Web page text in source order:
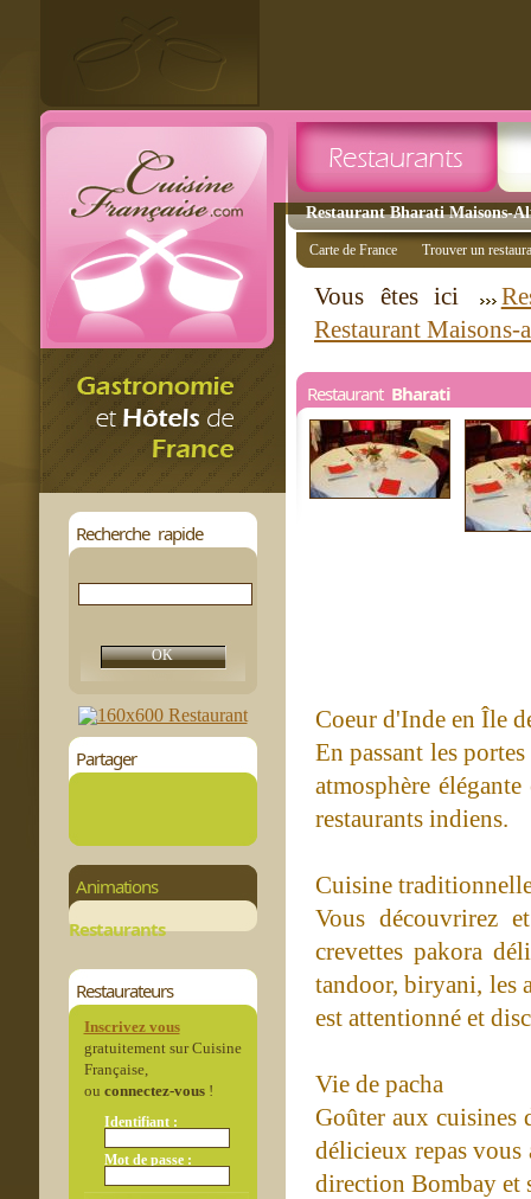
Restaurant Bharati Maisons-
Recherche rapide
Partager
Animations
Restaurants
Restaurateurs
Inscrivez vous
gratuitement sur Cuisine
Française,
ou connectez-vous!
Identifiant :
Mot de passe :
Carte de France Trouver un
Vous êtes ici
Restaurant Maisons-
Restaurant Bharati
Coeur d'Inde en Île
En passant les
atmosphère
restaurants indiens.
Cuisine
Vous découvrirez
crevettes pakora
tandoor, biryani, les
est attentionné et
Vie de pacha
Goûter aux cuisines
délicieux repas
direction Bombay et